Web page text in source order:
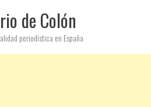
de Colón
periodística en España